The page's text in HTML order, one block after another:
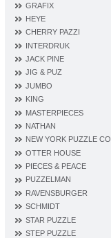
GRAFIX
HEYE
CHERRY PAZZI
INTERDRUK
JACK PINE
JIG & PUZ
JUMBO
KING
MASTERPIECES
NATHAN
NEW YORK PUZZLE CO.
OTTER HOUSE
PIECES & PEACE
PUZZELMAN
RAVENSBURGER
SCHMIDT
STAR PUZZLE
STEP PUZZLE